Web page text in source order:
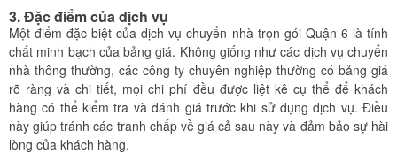
3. Đặc điểm của dịch vụ
Một điểm đặc biệt của dịch vụ chuyển nhà trọn gói Quận 6 là tính
chất minh bạch của bảng giá. Không giống như các dịch vụ chuyển
nhà thông thường, các công ty chuyên nghiệp thường có bảng giá
rõ ràng và chi tiết, mọi chi phí đều được liệt kê cụ thể để khách
hàng có thể kiểm tra và đánh giá trước khi sử dụng dịch vụ. Điều
này giúp tránh các tranh chấp về giá cả sau này và đảm bảo sự hài
lòng của khách hàng.